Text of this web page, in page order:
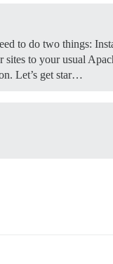
to do two things:
to your usual
Let’s get star…